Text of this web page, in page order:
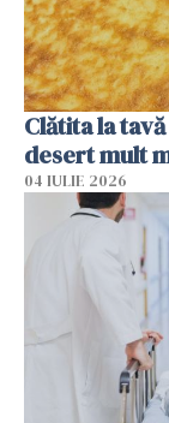
Clătita la
desert mult
04 IULIE 2026